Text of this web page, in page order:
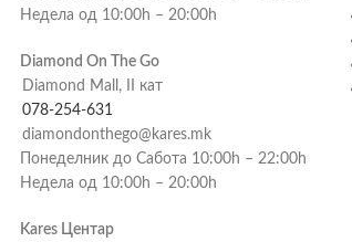
Недела од 10:00h – 20:00h
Diamond On The Go
Diamond Mall, II кат
078-254-631
diamondonthego@kares.mk
Понеделник до Сабота 10:00h – 22:00h
Недела од 10:00h – 20:00h
Kares Центар